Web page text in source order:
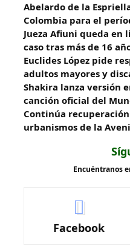
Abelardo de la
Colombia para el
Jueza Afiuni queda
caso tras más de 16
Euclides López pide
adultos mayores y
Shakira lanza versión
canción oficial del
Continúa
urbanismos de la
Encuéntranos
Facebook